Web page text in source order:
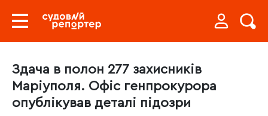
Здача в полон 277 захисників
Маріуполя. Офіс генпрокурора
опублікував деталі підозри